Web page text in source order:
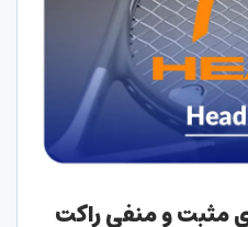
و منفی راکت